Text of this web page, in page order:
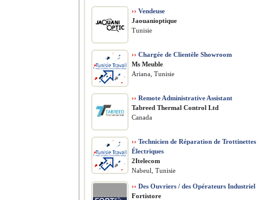
›› Vendeuse
Jaouanioptique
Tunisie
›› Chargée de Clientèle Showroom
Ms Meuble
Ariana, Tunisie
›› Remote Administrative Assistant
Tabreed Thermal Control Ltd
Canada
›› Technicien de Réparation de Trottinettes
Électriques
2Itelecom
Nabeul, Tunisie
›› Des Ouvriers / des Opérateurs Industriel
Fortistore